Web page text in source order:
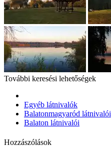
További keresési lehetőségek
Egyéb látnivalók
Balatonmagyaród látnivalói
Balaton látnivalói
Hozzászólások